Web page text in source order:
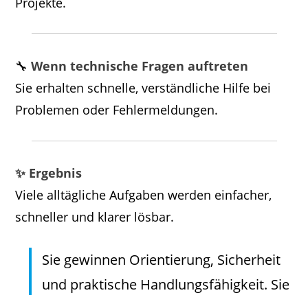
🔧 Wenn technische Fragen auftreten
Sie erhalten schnelle, verständliche Hilfe bei
Problemen oder Fehlermeldungen.
✨ Ergebnis
Viele alltägliche Aufgaben werden einfacher,
schneller und klarer lösbar.
Sie gewinnen Orientierung, Sicherheit
und praktische Handlungsfähigkeit. Sie